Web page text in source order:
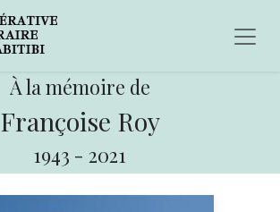
À la mémoire de
Françoise Roy
1943 - 2021